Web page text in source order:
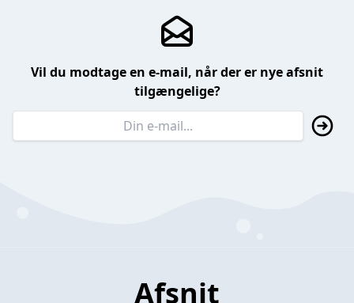
Vil du modtage en e-mail, når der er nye afsnit
tilgængelige?
Afsnit